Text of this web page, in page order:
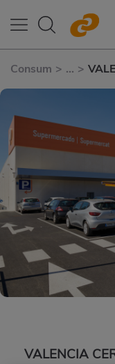
Consum > ... >
VALENCIA